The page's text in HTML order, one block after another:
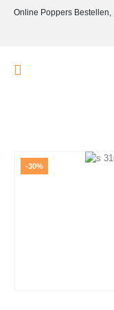
Online Poppers Bestellen,
-30%